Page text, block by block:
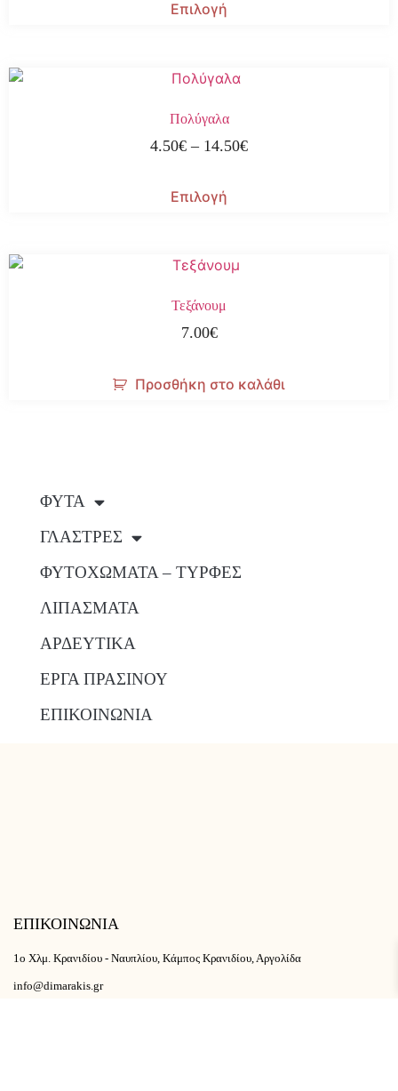
Επιλογή
Πολύγαλα
4.50€ – 14.50€
Επιλογή
Τεξάνουμ
7.00€
Προσθήκη στο καλάθι
ΦΥΤΑ
ΓΛΑΣΤΡΕΣ
ΦΥΤΟΧΩΜΑΤΑ – ΤΥΡΦΕΣ
ΛΙΠΑΣΜΑΤΑ
ΑΡΔΕΥΤΙΚΑ
ΕΡΓΑ ΠΡΑΣΙΝΟΥ
ΕΠΙΚΟΙΝΩΝΙΑ
ΕΠΙΚΟΙΝΩΝΙΑ
1ο Χλμ. Κρανιδίου - Ναυπλίου, Κάμπος Κρανιδίου, Αργολίδα
info@dimarakis.gr